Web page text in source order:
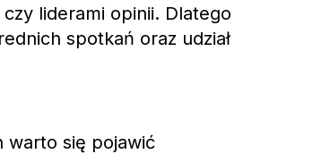
liderami opinii. Dlatego
spotkań oraz udział
warto się pojawić